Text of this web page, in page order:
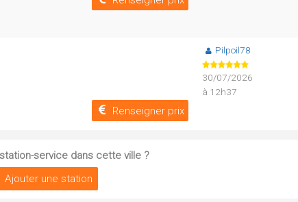
Renseigner prix
Pilpoil78
30/07/2026
à 12h37
service dans cette ville ?
Ajouter une station